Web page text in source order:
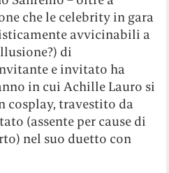
che le celebrity in gara
avvicinabili a
di
e invitato ha
in cui Achille Lauro si
cosplay, travestito da
(assente per cause di
nel suo duetto con